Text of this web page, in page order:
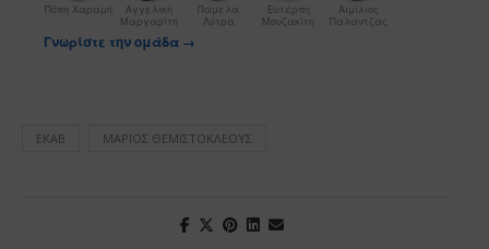
Πόπη Χαραμή
Αγγελική
Μαργαρίτη
Πάμελα
Λύτρα
Ευτέρπη
Μουζακίτη
Αιμίλιος
Παλάντζας
Γνωρίστε την ομάδα →
ΕΚΑΒ ΜΆΡΙΟΣ ΘΕΜΙΣΤΟΚΛΈΟΥΣ